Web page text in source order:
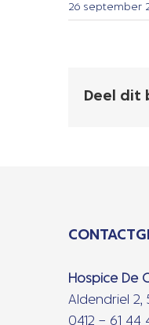
26 september
Deel dit
Hospice De
Aldendriel 2,
0412 – 61